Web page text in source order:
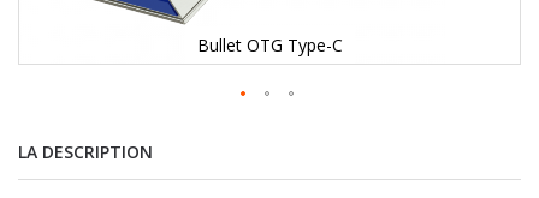
Bullet OTG Type-C
LA DESCRIPTION